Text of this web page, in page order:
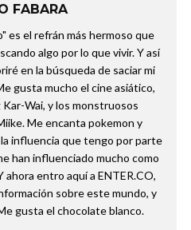
FABARA
es el refrán más hermoso que
algo por lo que vivir. Y así
en la búsqueda de saciar mi
gusta mucho el cine asiático,
Wai, y los monstruosos
Me encanta pokemon y
influencia que tengo por parte
han influenciado mucho como
ahora entro aquí a ENTER.CO,
sobre este mundo, y
gusta el chocolate blanco.